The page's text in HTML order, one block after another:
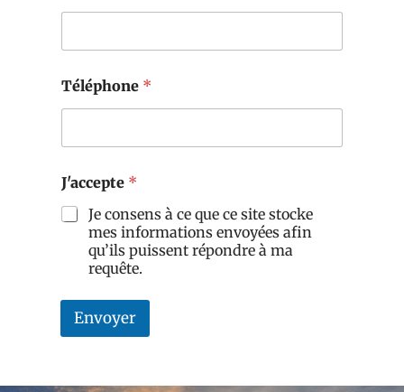
Téléphone *
J'accepte *
Je consens à ce que ce site stocke
mes informations envoyées afin
qu’ils puissent répondre à ma
requête.
Envoyer